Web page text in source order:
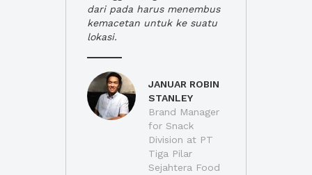
dari pada harus menembus
kemacetan untuk ke suatu
lokasi.
JANUAR ROBIN
STANLEY
Brand Manager
for Snack
Division at PT
Tiga Pilar
Sejahtera Food